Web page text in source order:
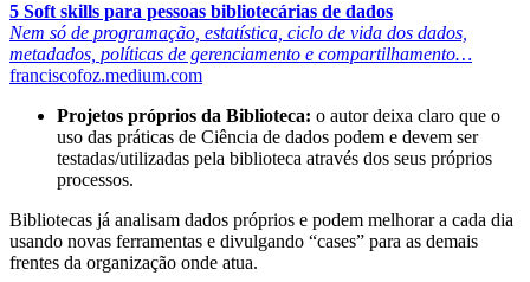
5 Soft skills para pessoas bibliotecárias de dados
Nem só de programação, estatística, ciclo de vida dos dados,
metadados, políticas de gerenciamento e compartilhamento…
franciscofoz.medium.com
Projetos próprios da Biblioteca: o autor deixa claro que o
uso das práticas de Ciência de dados podem e devem ser
testadas/utilizadas pela biblioteca através dos seus próprios
processos.
Bibliotecas já analisam dados próprios e podem melhorar a cada dia
usando novas ferramentas e divulgando “cases” para as demais
frentes da organização onde atua.